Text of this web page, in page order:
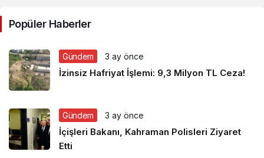
Popüler Haberler
Gündem 3 ay önce
İzinsiz Hafriyat İşlemi: 9,3 Milyon TL Ceza!
Gündem 3 ay önce
İçişleri Bakanı, Kahraman Polisleri Ziyaret
Etti